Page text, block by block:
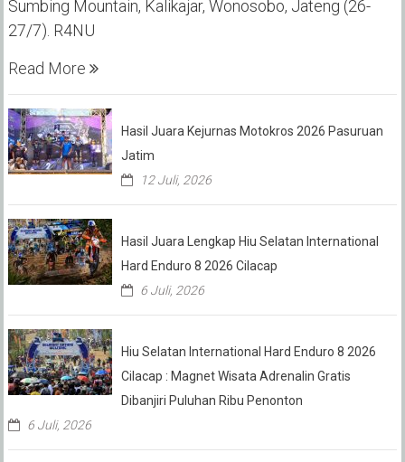
Sumbing Mountain, Kalikajar, Wonosobo, Jateng (26-
27/7). R4NU
Read More
Hasil Juara Kejurnas Motokros 2026 Pasuruan
Jatim
12 Juli, 2026
Hasil Juara Lengkap Hiu Selatan International
Hard Enduro 8 2026 Cilacap
6 Juli, 2026
Hiu Selatan International Hard Enduro 8 2026
Cilacap : Magnet Wisata Adrenalin Gratis
Dibanjiri Puluhan Ribu Penonton
6 Juli, 2026